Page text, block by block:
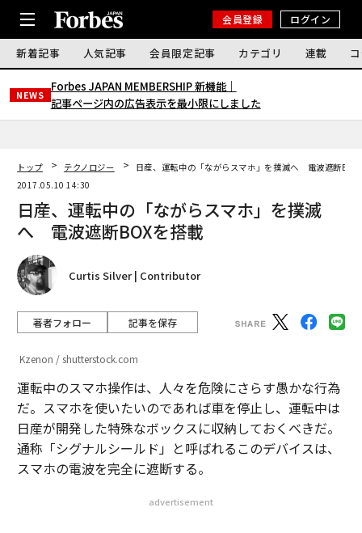
会員登録 ログイン
新着記事 人気記事 会員限定記事 カテゴリ 連載
NEWS
Forbes JAPAN MEMBERSHIP 新機能｜
記事ページ内の広告表示を最小限にしました
トップ テクノロジー
日産、運転中の「ながらスマホ」を撲滅へ 電波遮断
2017.05.10 14:30
日産、運転中の「ながらスマホ」を撲滅
へ 電波遮断BOXを搭載
Curtis Silver | Contributor
著者フォロー 記事を保存
Kzenon / shutterstock.com
運転中のスマホ操作は、人々を危険にさらす愚かな行為
だ。スマホを使いたいのであれば車を停止し、運転中は
日産が開発した特殊なボックスに収納しておくべきだ。
通称「シグナルシールド」と呼ばれるこのデバイスは、
スマホの電波を完全に遮断する。
advertisement